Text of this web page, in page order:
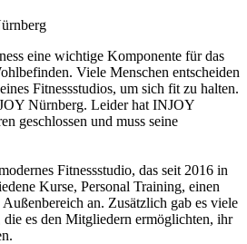
eine wichtige Komponente für das
Viele Menschen entscheiden
Fitnessstudios, um sich fit zu halten.
Nürnberg. Leider hat INJOY
geschlossen und muss seine
Fitnessstudio, das seit 2016 in
Kurse, Personal Training, einen
an. Zusätzlich gab es viele
es den Mitgliedern ermöglichten, ihr